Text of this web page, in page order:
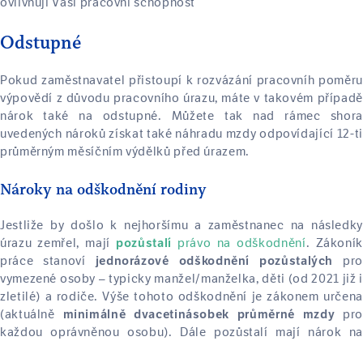
Odstupné
Pokud zaměstnavatel přistoupí k rozvázání pracovníh poměru
výpovědí z důvodu pracovního úrazu, máte v takovém případě
nárok také na odstupné. Můžete tak nad rámec shora
uvedených nároků získat také náhradu mzdy odpovídající 12-ti
průměrným měsíčním výdělků před úrazem.
Nároky na odškodnění rodiny
Jestliže by došlo k nejhoršímu a zaměstnanec na následky
úrazu zemřel, mají pozůstalí právo na odškodnění. Zákoník
práce stanoví
jednorázové odškodnění pozůstalých
pro
vymezené osoby – typicky manžel/manželka, děti (od 2021 již i
zletilé) a rodiče. Výše tohoto odškodnění je zákonem určena
(aktuálně
minimálně dvacetinásobek průměrné mzdy pro
každou oprávněnou osobu). Dále pozůstalí mají nárok na